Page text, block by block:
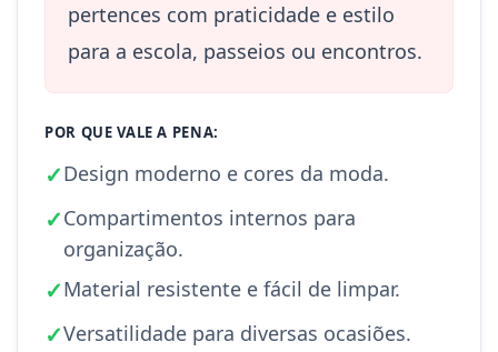
pertences com praticidade e estilo
para a escola, passeios ou encontros.
POR QUE VALE A PENA:
✓Design moderno e cores da moda.
✓Compartimentos internos para
organização.
✓Material resistente e fácil de limpar.
✓Versatilidade para diversas ocasiões.